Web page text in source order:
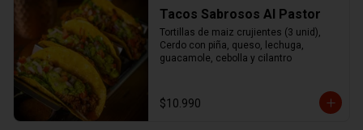
Tacos Sabrosos Al Pastor
Tortillas de maiz crujientes (3 unid),
Cerdo con piña, queso, lechuga,
guacamole, cebolla y cilantro
$10.990